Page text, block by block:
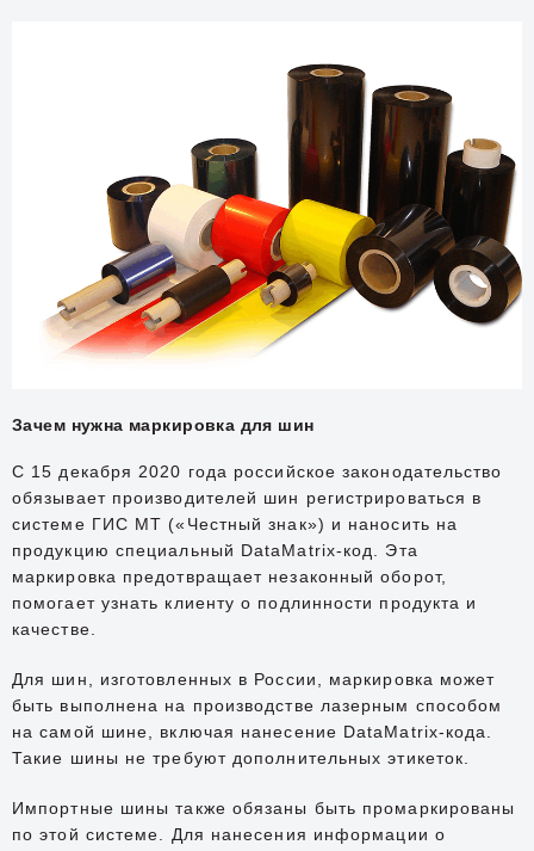
Зачем нужна маркировка для шин
С 15 декабря 2020 года российское законодательство
обязывает производителей шин регистрироваться в
системе ГИС МТ («Честный знак») и наносить на
продукцию специальный DataMatrix-код. Эта
маркировка предотвращает незаконный оборот,
помогает узнать клиенту о подлинности продукта и
качестве.
Для шин, изготовленных в России, маркировка может
быть выполнена на производстве лазерным способом
на самой шине, включая нанесение DataMatrix-кода.
Такие шины не требуют дополнительных этикеток.
Импортные шины также обязаны быть промаркированы
по этой системе. Для нанесения информации о